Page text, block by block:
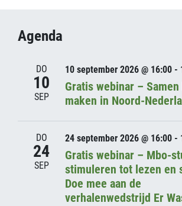
Agenda
DO
10
SEP
10 september 2026 @ 16:00 -
Gratis webinar –
maken in Noord-
DO
24
SEP
24 september 2026 @ 16:00 -
Gratis webinar – Mbo-
stimuleren tot lezen en
Doe mee aan de
verhalenwedstrijd Er